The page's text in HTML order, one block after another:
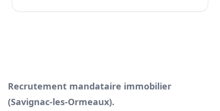
Recrutement mandataire immobilier
(Savignac-les-Ormeaux).